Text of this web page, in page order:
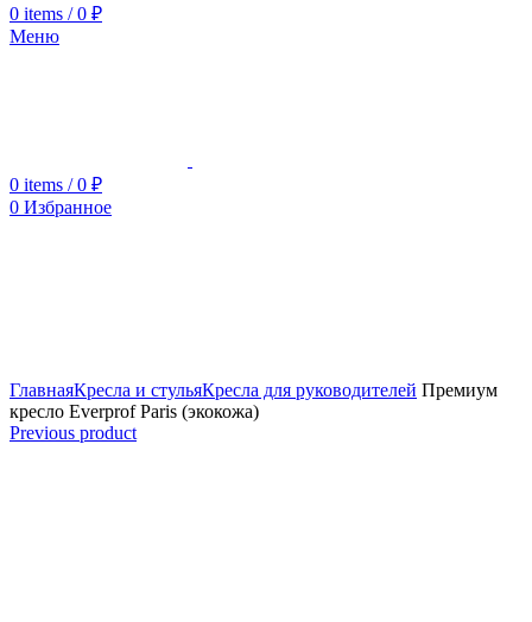
0 items / 0 ₽
Меню
0 items / 0 ₽
0 Избранное
ГлавнаяКресла и стульяКресла для руководителей Премиум
кресло Everprof Paris (экокожа)
Previous product